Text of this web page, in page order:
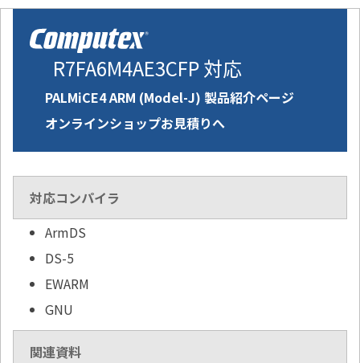
R7FA6M4AE3CFP 対応
PALMiCE4 ARM (Model-J) 製品紹介ページ
オンラインショップお見積りへ
対応コンパイラ
ArmDS
DS-5
EWARM
GNU
関連資料